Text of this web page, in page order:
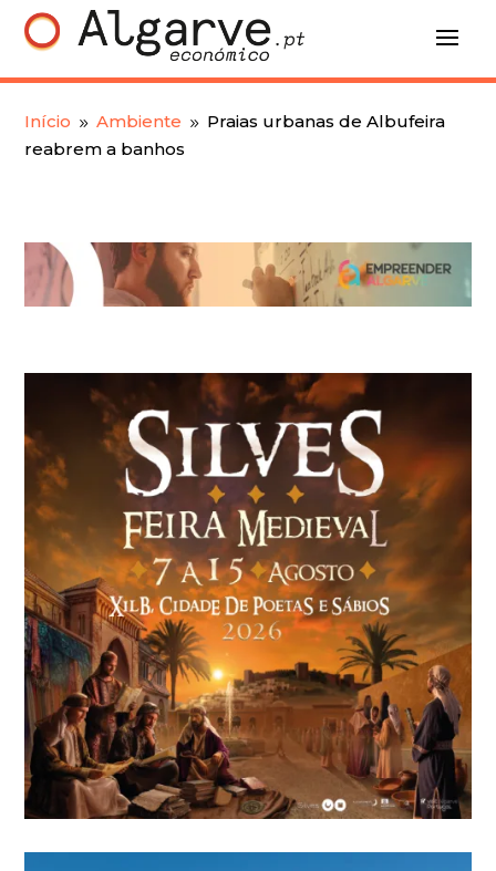
Início 9 Ambiente 9 Praias urbanas de Albufeira
reabrem a banhos